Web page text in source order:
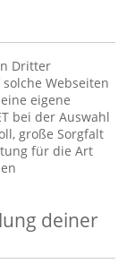
Dritter
Webseiten
eigene
bei der Auswahl
große Sorgfalt
für die Art
deiner